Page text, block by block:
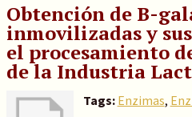
Obtención de B-
inmovilizadas y
el procesamiento
de la Industria
Tags: Enzimas,